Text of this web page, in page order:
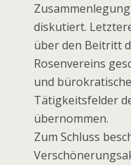
diskutiert.
über den Beitritt
Rosenvereins
und
Tätigkeitsfelder
übernommen.
Zum Schluss